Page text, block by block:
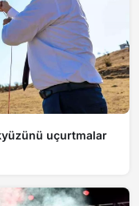
uçurtmalar